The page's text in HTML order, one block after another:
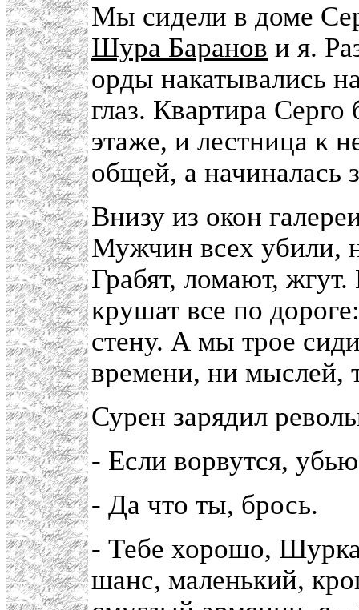
Мы сидели в доме
Шура Баранов и я.
орды накатывались
глаз. Квартира
этаже, и лестница к
общей, а начиналась
Внизу из окон
Мужчин всех убили,
Грабят, ломают, жгут.
крушат все по
стену. А мы трое
времени, ни мыслей,
Сурен зарядил
- Если ворвутся,
- Да что ты, брось.
- Тебе хорошо,
шанс, маленький,